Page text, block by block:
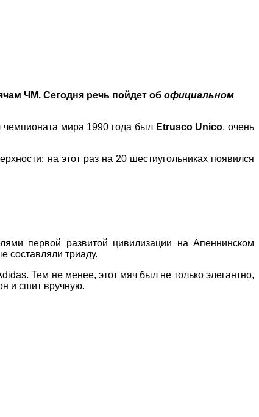
ЧМ. Сегодня речь пойдет об официальном
мира 1990 года был Etrusco Unico, очень
на этот раз на 20 шестиугольниках появился
первой развитой цивилизации на Апеннинском
составляли триаду.
Тем не менее, этот мяч был не только элегантно,
и сшит вручную.